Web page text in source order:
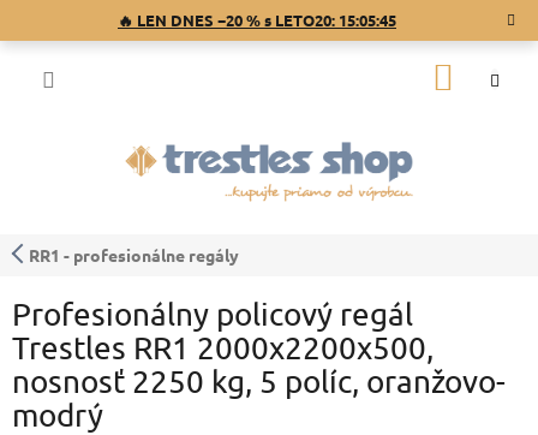
🔥 LEN DNES −20 % s LETO20: 15:05:44
RR1 - profesionálne regály
Profesionálny policový regál
Trestles RR1 2000x2200x500,
nosnosť 2250 kg, 5 políc, oranžovo-
modrý